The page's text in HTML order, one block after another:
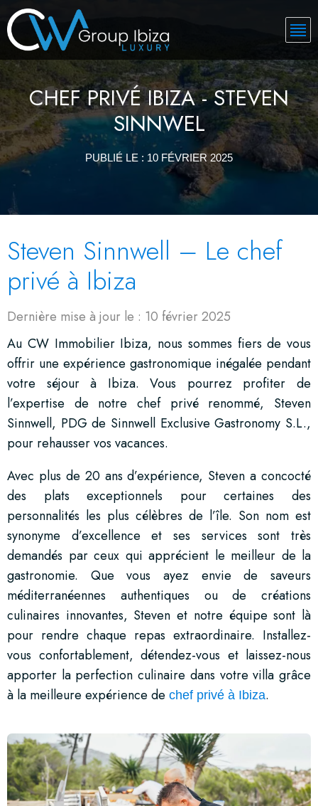
CHEF PRIVÉ IBIZA - STEVEN
SINNWEL
PUBLIÉ LE : 10 FÉVRIER 2025
Steven Sinnwell – Le chef
privé à Ibiza
Dernière mise à jour le : 10 février 2025
Au CW Immobilier Ibiza, nous sommes fiers de vous
offrir une expérience gastronomique inégalée pendant
votre séjour à Ibiza. Vous pourrez profiter de
l’expertise de notre chef privé renommé, Steven
Sinnwell, PDG de Sinnwell Exclusive Gastronomy S.L.,
pour rehausser vos vacances.
Avec plus de 20 ans d’expérience, Steven a concocté
des plats exceptionnels pour certaines des
personnalités les plus célèbres de l’île. Son nom est
synonyme d’excellence et ses services sont très
demandés par ceux qui apprécient le meilleur de la
gastronomie. Que vous ayez envie de saveurs
méditerranéennes authentiques ou de créations
culinaires innovantes, Steven et notre équipe sont là
pour rendre chaque repas extraordinaire. Installez-
vous confortablement, détendez-vous et laissez-nous
apporter la perfection culinaire dans votre villa grâce
à la meilleure expérience de chef privé à Ibiza.